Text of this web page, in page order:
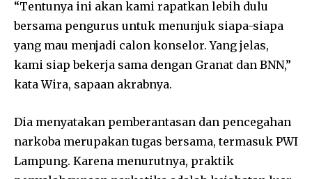
“Tentunya ini akan kami rapatkan lebih dulu
bersama pengurus untuk menunjuk siapa-siapa
yang mau menjadi calon konselor. Yang jelas,
kami siap bekerja sama dengan Granat dan BNN,”
kata Wira, sapaan akrabnya.
Dia menyatakan pemberantasan dan pencegahan
narkoba merupakan tugas bersama, termasuk PWI
Lampung. Karena menurutnya, praktik